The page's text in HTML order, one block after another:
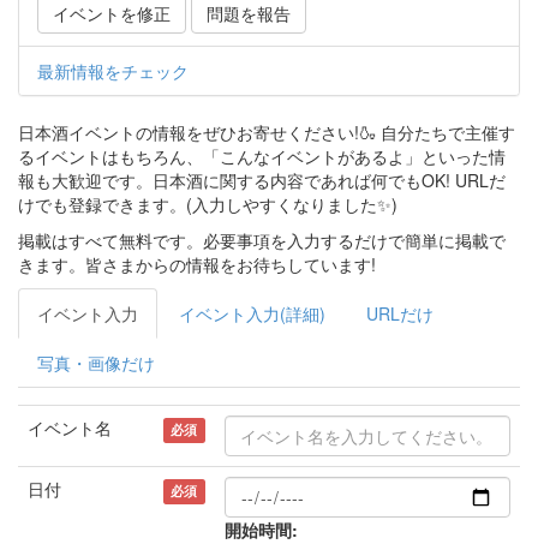
イベントを修正 問題を報告
最新情報をチェック
日本酒イベントの情報をぜひお寄せください!🍶 自分たちで主催す
るイベントはもちろん、「こんなイベントがあるよ」といった情
報も大歓迎です。日本酒に関する内容であれば何でもOK! URLだ
けでも登録できます。(入力しやすくなりました✨)
掲載はすべて無料です。必要事項を入力するだけで簡単に掲載で
きます。皆さまからの情報をお待ちしています!
イベント入力 イベント入力(詳細) URLだけ
写真・画像だけ
イベント名 必須
日付 必須
開始時間: